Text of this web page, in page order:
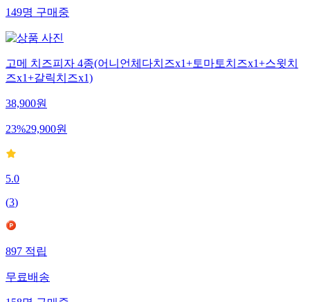
149명구매중
고메 치즈피자 4종(어니언체다치즈x1+토마토치즈x1+스윗치
즈x1+갈릭치즈x1)
38,900원
23%29,900원
5.0
(3)
897적립
무료배송